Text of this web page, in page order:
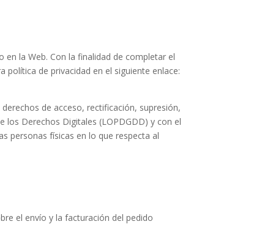
la Web. Con la finalidad de completar el
de privacidad en el siguiente enlace:
de acceso, rectificación, supresión,
Derechos Digitales (LOPDGDD) y con el
personas físicas en lo que respecta al
el envío y la facturación del pedido